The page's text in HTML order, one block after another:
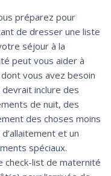
préparez pour
de dresser une liste
séjour à la
peut vous aider à
vous avez besoin
inclure des
de nuit, des
des choses moins
et un
spéciaux.
check-list de maternité